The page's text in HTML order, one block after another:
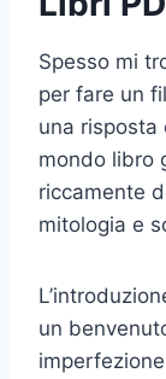
Spesso mi
per fare un
una risposta
mondo libro
riccamente
mitologia e
un